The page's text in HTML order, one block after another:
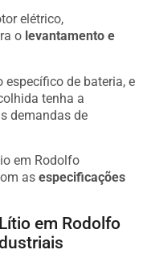
elétrico,
o levantamento e
de bateria, e
tenha a
demandas de
em Rodolfo
as especificações
em Rodolfo